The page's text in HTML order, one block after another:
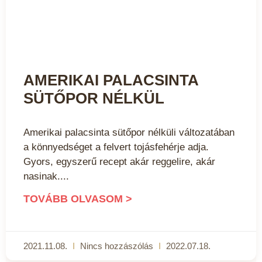
AMERIKAI PALACSINTA
SÜTŐPOR NÉLKÜL
Amerikai palacsinta sütőpor nélküli változatában
a könnyedséget a felvert tojásfehérje adja.
Gyors, egyszerű recept akár reggelire, akár
nasinak.
TOVÁBB OLVASOM >
2021.11.08. Nincs hozzászólás 2022.07.18.